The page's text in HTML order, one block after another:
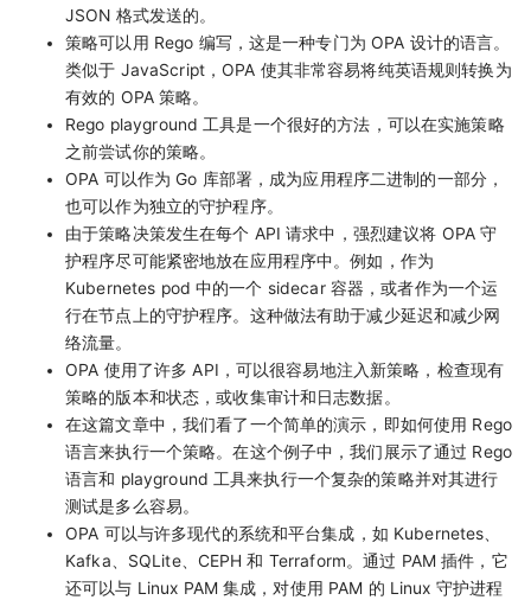
JSON 格式发送的。
策略可以用 Rego 编写，这是一种专门为 OPA 设计的语言。
类似于 JavaScript，OPA 使其非常容易将纯英语规则转换为
有效的 OPA 策略。
Rego playground 工具是一个很好的方法，可以在实施策略
之前尝试你的策略。
OPA 可以作为 Go 库部署，成为应用程序二进制的一部分，
也可以作为独立的守护程序。
由于策略决策发生在每个 API 请求中，强烈建议将 OPA 守
护程序尽可能紧密地放在应用程序中。例如，作为
Kubernetes pod 中的一个 sidecar 容器，或者作为一个运
行在节点上的守护程序。这种做法有助于减少延迟和减少网
络流量。
OPA 使用了许多 API，可以很容易地注入新策略，检查现有
策略的版本和状态，或收集审计和日志数据。
在这篇文章中，我们看了一个简单的演示，即如何使用 Rego
语言来执行一个策略。在这个例子中，我们展示了通过 Rego
语言和 playground 工具来执行一个复杂的策略并对其进行
测试是多么容易。
OPA 可以与许多现代的系统和平台集成，如 Kubernetes、
Kafka、SQLite、CEPH 和 Terraform。通过 PAM 插件，它
还可以与 Linux PAM 集成，对使用 PAM 的 Linux 守护进程